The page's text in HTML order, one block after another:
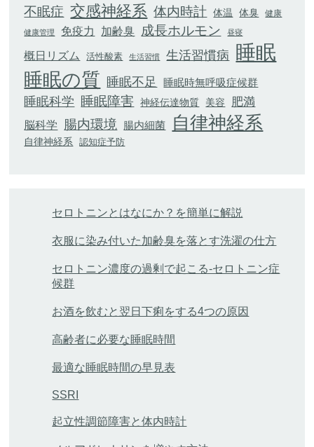
不眠症 交感神経系 体内時計 体温 体臭 健康
健康管理 免疫力 加齢臭 成長ホルモン 昼寝
概日リズム 活性酸素 生活習慣 生活習慣病 睡眠
睡眠の質 睡眠不足 睡眠時無呼吸症候群
睡眠科学 睡眠障害 神経伝達物質 美容 肥満
脳科学 腸内環境 腸内細菌 自律神経系
自律神経系 認知症予防
セロトニンとはなにか？を簡単に解説
衣服に染み付いた加齢臭を落とす洗濯の仕方
セロトニン濃度の過剰で起こる-セロトニン症
候群
お酒を飲むと翌日下痢をする4つの原因
高齢者に必要な睡眠時間
最適な睡眠時間の早見表
SSRI
起立性調節障害と体内時計